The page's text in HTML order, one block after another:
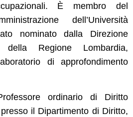
È membro del
dell’Università
nominato dalla Direzione
della Regione Lombardia,
di approfondimento
ordinario di Diritto
il Dipartimento di Diritto,